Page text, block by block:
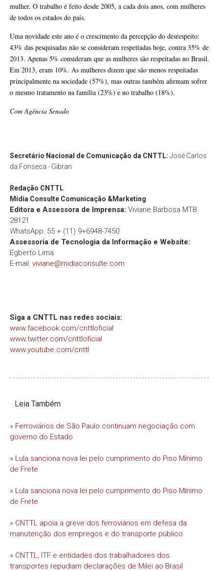
mulher. O trabalho é feito desde 2005, a cada dois anos, com mulheres
de todos os estados do país.
Uma novidade este ano é o crescimento da percepção do desrespeito:
43% das pesquisadas não se consideram respeitadas hoje, contra 35% de
2013. Apenas 5% consideram que as mulheres são respeitadas no Brasil.
Em 2013, eram 10%. As mulheres dizem que são menos respeitadas
principalmente na sociedade (57%), mas outras também afirmam sofrer
o mesmo tratamento na família (23%) e no trabalho (18%).
Com Agência Senado
Secretário Nacional de Comunicação da CNTTL: José Carlos
da Fonseca - Gibran
Redação CNTTL
Mídia Consulte Comunicação &Marketing
Editora e Assessora de Imprensa: Viviane Barbosa MTB
28121
WhatsApp: 55 + (11) 9+6948-7450
Assessoria de Tecnologia da Informação e Website:
Egberto Lima
E-mail: viviane@midiaconsulte.com
Siga a CNTTL nas redes sociais:
www.facebook.com/cnttloficial
www.twitter.com/cnttloficial
www.youtube.com/cnttl
Leia Também
» Ferroviários de São Paulo continuam negociação com
governo do Estado
» Lula sanciona nova lei pelo cumprimento do Piso Mínimo
de Frete
» Lula sanciona nova lei pelo cumprimento do Piso Mínimo
de Frete
» CNTTL apoia a greve dos ferroviários em defesa da
manutenção dos empregos e do transporte público
» CNTTL, ITF e entidades dos trabalhadores dos
transportes repudiam declarações de Milei ao Brasil